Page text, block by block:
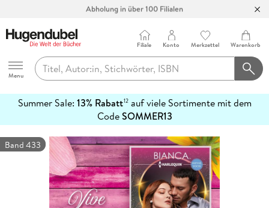
Abholung in über 100 Filialen
Hugendubel
Menu
Filiale Konto Merkzettel Warenkorb
Summer Sale: 13% Rabatt12auf viele Sortimente mit dem
CodeSOMMER13
erfahren
Band 433